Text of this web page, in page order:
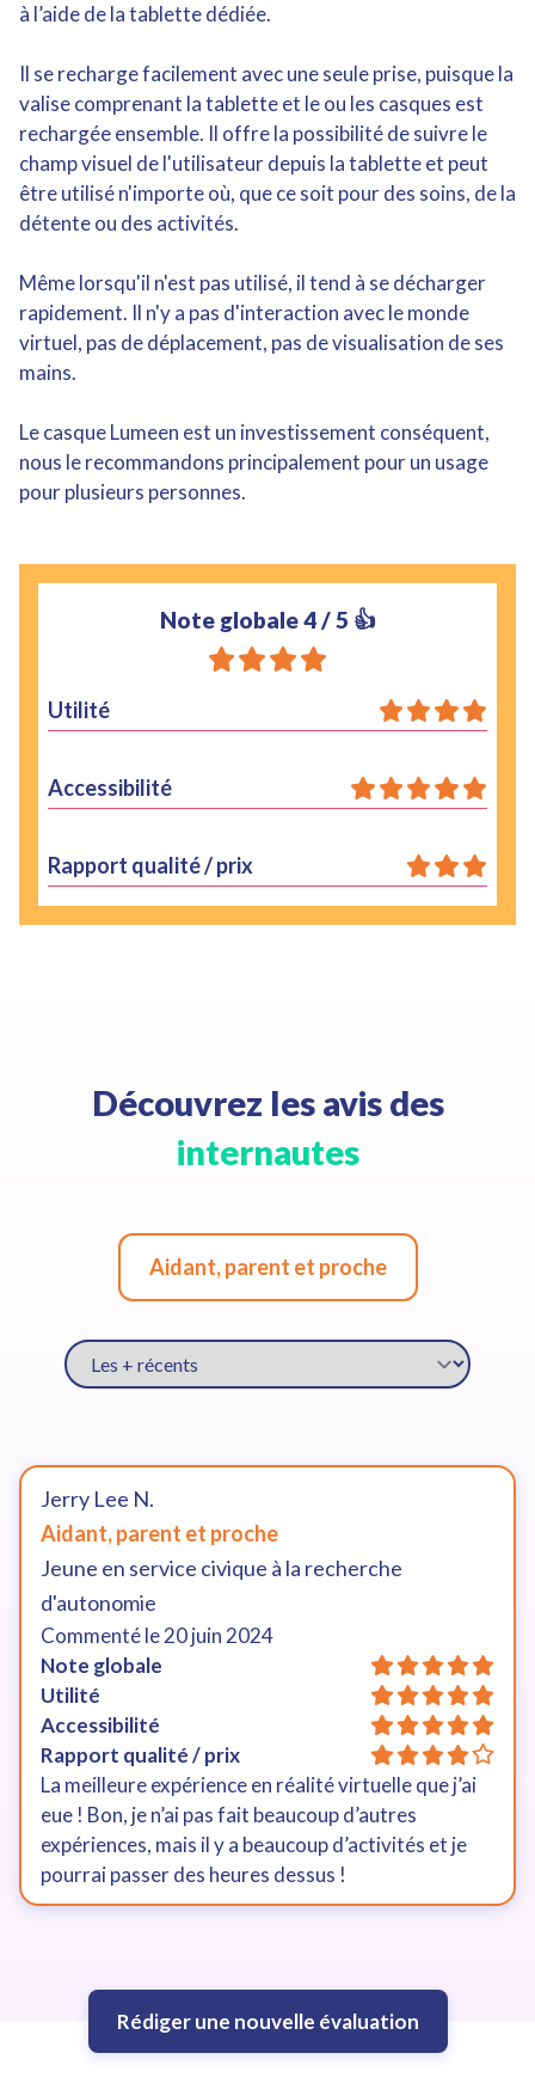
à l’aide de la tablette dédiée.
Il se recharge facilement avec une seule prise, puisque la
valise comprenant la tablette et le ou les casques est
rechargée ensemble. Il offre la possibilité de suivre le
champ visuel de l'utilisateur depuis la tablette et peut
être utilisé n'importe où, que ce soit pour des soins, de la
détente ou des activités.
Même lorsqu'il n'est pas utilisé, il tend à se décharger
rapidement. Il n'y a pas d'interaction avec le monde
virtuel, pas de déplacement, pas de visualisation de ses
mains.
Le casque Lumeen est un investissement conséquent,
nous le recommandons principalement pour un usage
pour plusieurs personnes.
Note globale4/ 5 👍
Utilité
Accessibilité
Rapport qualité / prix
Découvrez les avis des
internautes
Aidant, parent et proche
Jerry Lee N.
Aidant, parent et proche
Jeune en service civique à la recherche
d'autonomie
Commenté le20 juin 2024
Note globale
Utilité
Accessibilité
Rapport qualité / prix
La meilleure expérience en réalité virtuelle que j’ai
eue ! Bon, je n’ai pas fait beaucoup d’autres
expériences, mais il y a beaucoup d’activités et je
pourrai passer des heures dessus !
Rédiger une nouvelle évaluation